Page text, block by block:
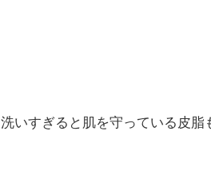
いすぎると肌を守っている皮脂